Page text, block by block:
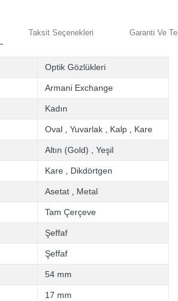
Taksit Seçenekleri Garanti Ve
Optik Gözlükleri
Armani Exchange
Kadın
Oval Yuvarlak Kalp Kare
Altın (Gold) Yeşil
Kare Dikdörtgen
Asetat Metal
Tam Çerçeve
Şeffaf
Şeffaf
54 mm
17 mm